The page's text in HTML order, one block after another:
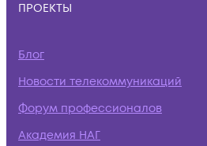
ПРОЕКТЫ
Блог
Новости телекоммуникаций
Форум профессионалов
Академия НАГ